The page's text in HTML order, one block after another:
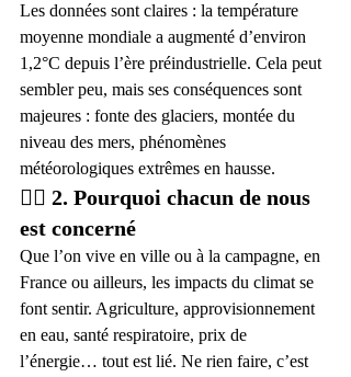
Les données sont claires : la température
moyenne mondiale a augmenté d’environ
1,2°C depuis l’ère préindustrielle. Cela peut
sembler peu, mais ses conséquences sont
majeures : fonte des glaciers, montée du
niveau des mers, phénomènes
météorologiques extrêmes en hausse.
🚶‍♂️ 2. Pourquoi chacun de nous
est concerné
Que l’on vive en ville ou à la campagne, en
France ou ailleurs, les impacts du climat se
font sentir. Agriculture, approvisionnement
en eau, santé respiratoire, prix de
l’énergie… tout est lié. Ne rien faire, c’est